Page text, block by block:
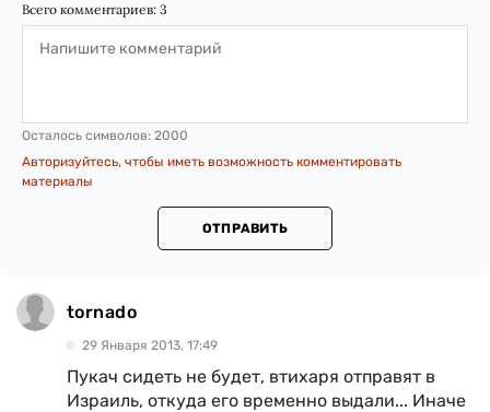
Всего комментариев: 3
Осталось символов: 2000
Авторизуйтесь, чтобы иметь возможность комментировать
материалы
ОТПРАВИТЬ
tornado
29 Января 2013, 17:49
Пукач сидеть не будет, втихаря отправят в
Израиль, откуда его временно выдали... Иначе